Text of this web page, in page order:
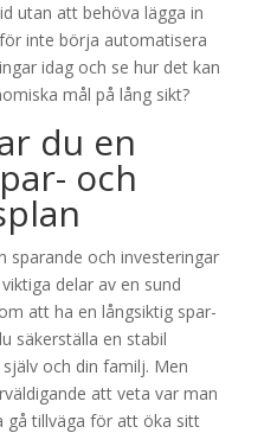
utan att behöva lägga in
inte börja automatisera
idag och se hur det kan
mål på lång sikt?
du en
och
delar av en sund
att ha en långsiktig spar-
säkerställa en stabil
och din familj. Men
att veta var man
gå tillväga för att öka sitt